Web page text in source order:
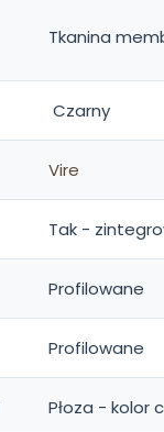
Tkanina
Czarny
Vire
Tak -
Profilowane
Profilowane
Płoza - kolor